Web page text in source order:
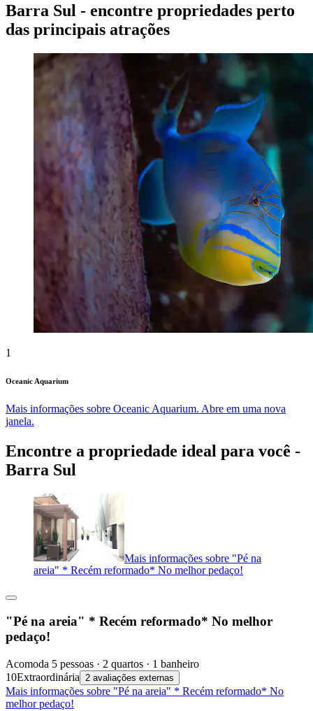
Barra Sul - encontre propriedades perto
das principais atrações
1
Oceanic Aquarium
Mais informações sobre Oceanic Aquarium. Abre em uma nova
janela.
Encontre a propriedade ideal para você -
Barra Sul
Mais informações sobre "Pé na
areia" * Recém reformado* No melhor pedaço!
"Pé na areia" * Recém reformado* No melhor
pedaço!
Acomoda 5 pessoas · 2 quartos · 1 banheiro
10Extraordinária 2 avaliações externas
Mais informações sobre "Pé na areia" * Recém reformado* No
melhor pedaço!